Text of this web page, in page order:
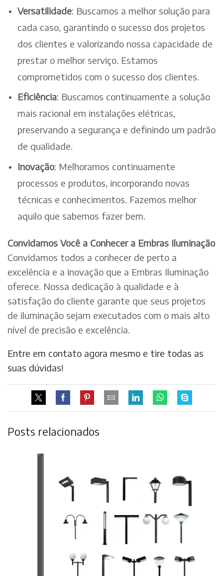
Versatilidade: Buscamos a melhor solução para
cada caso, garantindo o sucesso dos projetos
dos clientes e valorizando nossa capacidade de
prestar o melhor serviço. Estamos
comprometidos com o sucesso dos clientes.
Eficiência: Buscamos continuamente a solução
mais racional em instalações elétricas,
preservando a segurança e definindo um padrão
de qualidade.
Inovação: Melhoramos continuamente
processos e produtos, incorporando novas
técnicas e conhecimentos. Fazemos melhor
aquilo que sabemos fazer bem.
Convidamos Você a Conhecer a Embras Iluminação
Convidamos todos a conhecer de perto a
excelência e a inovação que a Embras Iluminação
oferece. Nossa dedicação à qualidade e à
satisfação do cliente garante que seus projetos
de iluminação sejam executados com o mais alto
nível de precisão e excelência.
Entre em contato agora mesmo e tire todas as
suas dúvidas!
Posts relacionados